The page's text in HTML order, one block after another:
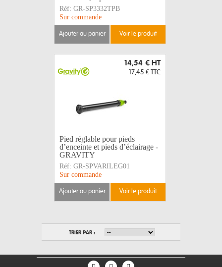
Réf: GR-SP3332TPB
Sur commande
ajouter au panier voir le produit
14,54 € HT
17,45 € TTC
Pied réglable pour pieds
d’enceinte et pieds d’éclairage -
GRAVITY
Réf: GR-SPVARILEG01
Sur commande
ajouter au panier voir le produit
TRIER PAR :